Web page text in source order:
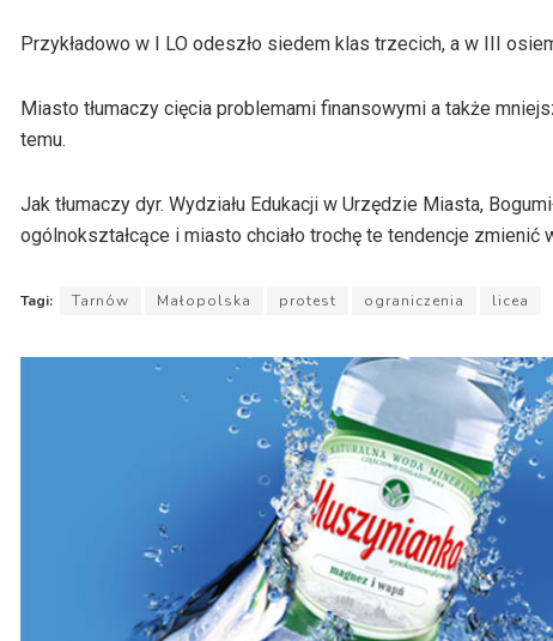
Przykładowo w I LO odeszło siedem klas trzecich, a w III
Miasto tłumaczy cięcia problemami finansowymi a także
temu.
Jak tłumaczy dyr. Wydziału Edukacji w Urzędzie Miasta,
ogólnokształcące i miasto chciało trochę te tendencje zmienić
Tagi: Tarnów Małopolska protest ograniczenia licea